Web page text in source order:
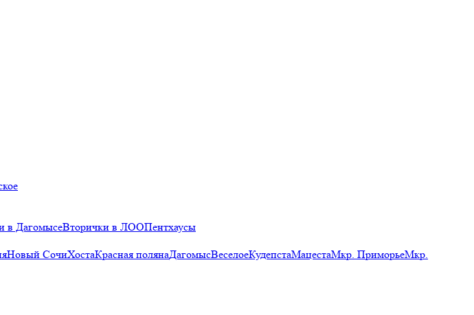
в ДагомысеВторички в ЛООПентхаусы
Новый СочиХостаКрасная полянаДагомысВеселоеКудепстаМацестаМкр. ПриморьеМкр.